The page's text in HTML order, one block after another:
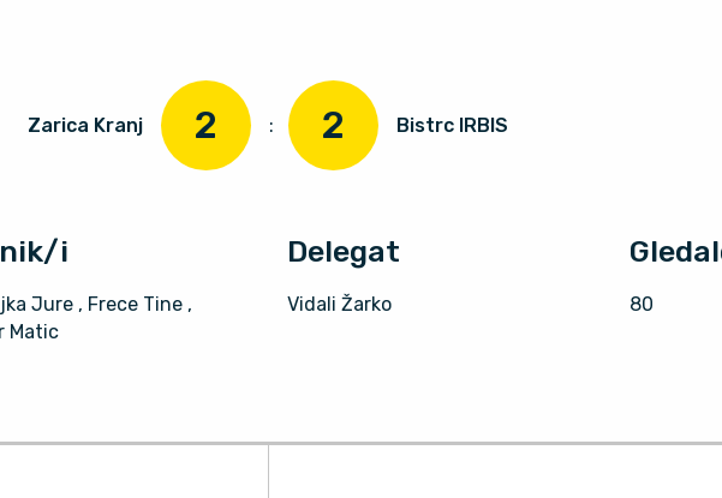
Zarica Kranj 2 : 2 Bistrc IRBIS
i
Jure , Frece Tine ,
Matic
Delegat
Vidali Žarko 80